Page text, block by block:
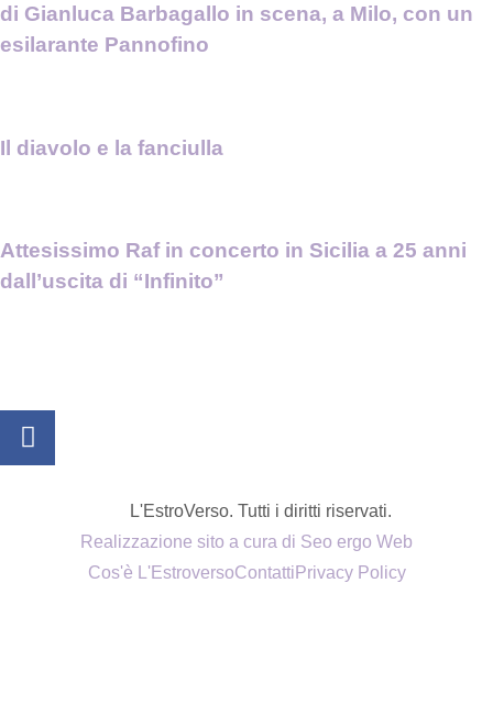
di Gianluca Barbagallo in scena, a Milo, con un
esilarante Pannofino
Il diavolo e la fanciulla
Attesissimo Raf in concerto in Sicilia a 25 anni
dall’uscita di “Infinito”
L'EstroVerso. Tutti i diritti riservati.
Realizzazione sito a cura di Seo ergo Web
Cos'è L'EstroversoContatti Privacy Policy